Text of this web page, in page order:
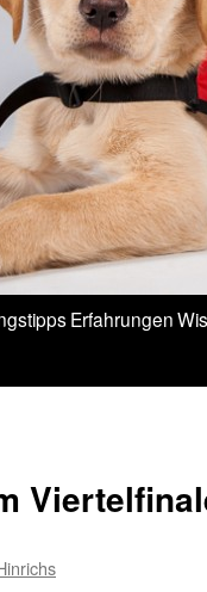
Erfahrungen